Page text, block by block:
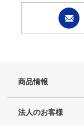
商品情報
法人のお客様